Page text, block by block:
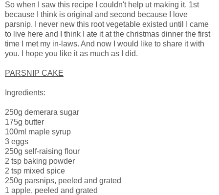
So when I saw this recipe I couldn't help ut making it, 1st
because I think is original and second because I love
parsnip. I never new this root vegetable existed until I came
to live here and I think I ate it at the christmas dinner the first
time I met my in-laws. And now I would like to share it with
you. I hope you like it as much as I did.
PARSNIP CAKE
Ingredients:
250g demerara sugar
175g butter
100ml maple syrup
3 eggs
250g self-raising flour
2 tsp baking powder
2 tsp mixed spice
250g parsnips, peeled and grated
1 apple, peeled and grated